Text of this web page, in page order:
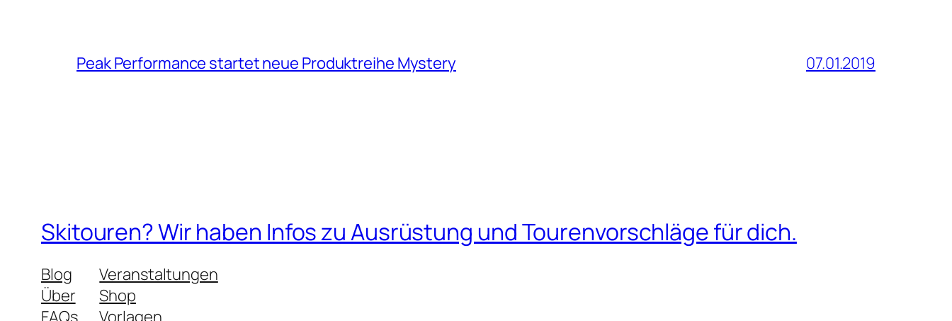
Peak Performance startet neue Produktreihe Mystery 07.01.2019
Skitouren? Wir haben Infos zu Ausrüstung und Tourenvorschläge für dich.
Blog
Über
FAQs
Veranstaltungen
Shop
Vorlagen